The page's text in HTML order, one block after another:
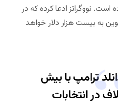
است. نووگراتز ادعا کرده که در
هر بیتکوین به بیست هزار دلار خواهد
ترامپ با بیش
در انتخابات